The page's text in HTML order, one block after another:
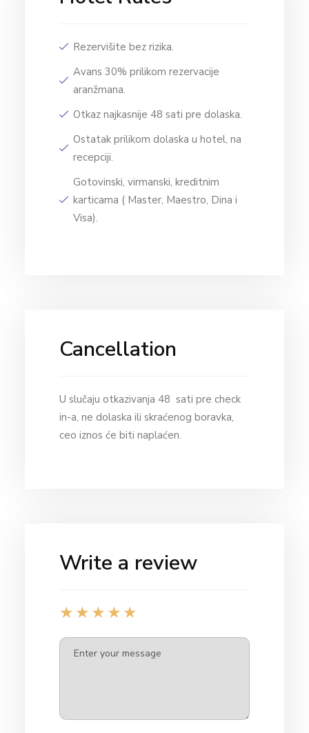
Rezervišite bez rizika.
Avans 30% prilikom rezervacije
aranžmana.
Otkaz najkasnije 48 sati pre dolaska.
Ostatak prilikom dolaska u hotel, na
recepciji.
Gotovinski, virmanski, kreditnim
karticama ( Master, Maestro, Dina i
Visa).
Cancellation
U slučaju otkazivanja 48 sati pre check
in-a, ne dolaska ili skraćenog boravka,
ceo iznos će biti naplaćen.
Write a review